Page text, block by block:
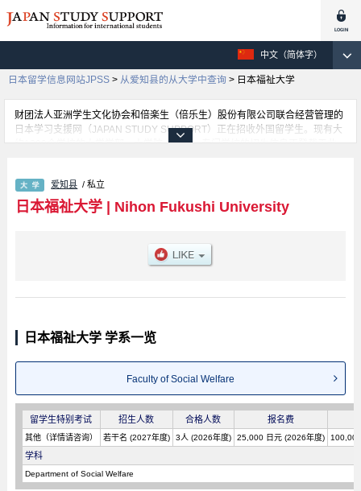
中文（简体字）
日本留学信息网站JPSS > 从爱知县的从大学中查询 > 日本福祉大学
财团法人亚洲学生文化协会和倍楽生（倍乐生）股份有限公司联合经营管理的
日本学习支援网（JAPAN STUDY SUPPORT）正在招收外国留学生。现有大
约1300个学校的大学学部、大学院、短大、专门学校的招生信息正登载于此
部、Faculty of Economics 学部、Faculty of Engineering 学部、Faculty of
Global Studies 学部、Faculty of Education and Psychology 学部、Faculty of
Sports Science 学部、Faculty of Health Sciences 学部、Faculty of Policy
人数等考试信息，以及设施介绍、联系方式等外国留学生必要的信息都登载于
爱知县 / 私立
日本福祉大学| Nihon Fukushi University
日本福祉大学 学系一览
Faculty of Social Welfare
留学生特别考试 招生人数 合格人数 报名费
其他（详情请咨询） 若干名 (2027年度) 3人 (2026年度) 25,000 日元 (2026年度)
学科
Department of Social Welfare